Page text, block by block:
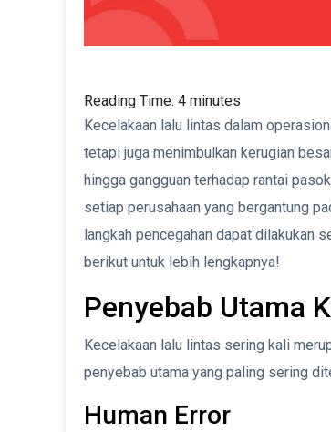
Reading Time: 4 minutes
Kecelakaan lalu lintas dalam
tetapi juga menimbulkan kerugian
hingga gangguan terhadap rantai
setiap perusahaan yang bergantung
langkah pencegahan dapat dilakukan
berikut untuk lebih lengkapnya!
Penyebab Utama
Kecelakaan lalu lintas sering kali
penyebab utama yang paling sering
Human Error